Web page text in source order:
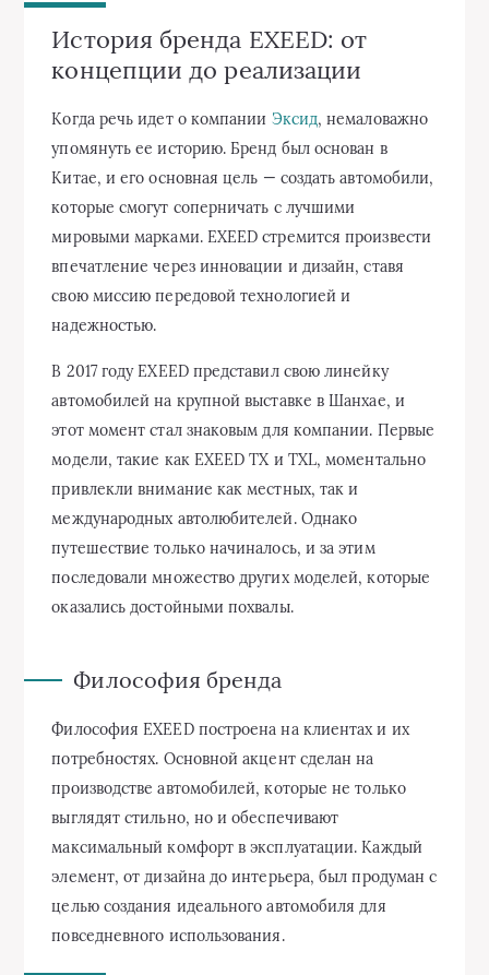
История бренда EXEED: от
концепции до реализации
Когда речь идет о компании Эксид, немаловажно
упомянуть ее историю. Бренд был основан в
Китае, и его основная цель — создать автомобили,
которые смогут соперничать с лучшими
мировыми марками. EXEED стремится произвести
впечатление через инновации и дизайн, ставя
свою миссию передовой технологией и
надежностью.
В 2017 году EXEED представил свою линейку
автомобилей на крупной выставке в Шанхае, и
этот момент стал знаковым для компании. Первые
модели, такие как EXEED TX и TXL, моментально
привлекли внимание как местных, так и
международных автолюбителей. Однако
путешествие только начиналось, и за этим
последовали множество других моделей, которые
оказались достойными похвалы.
Философия бренда
Философия EXEED построена на клиентах и их
потребностях. Основной акцент сделан на
производстве автомобилей, которые не только
выглядят стильно, но и обеспечивают
максимальный комфорт в эксплуатации. Каждый
элемент, от дизайна до интерьера, был продуман с
целью создания идеального автомобиля для
повседневного использования.